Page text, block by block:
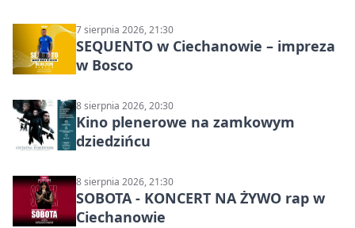
7 sierpnia 2026, 21:30
SEQUENTO w Ciechanowie – impreza
w Bosco
8 sierpnia 2026, 20:30
Kino plenerowe na zamkowym
dziedzińcu
8 sierpnia 2026, 21:30
SOBOTA - KONCERT NA ŻYWO rap w
Ciechanowie